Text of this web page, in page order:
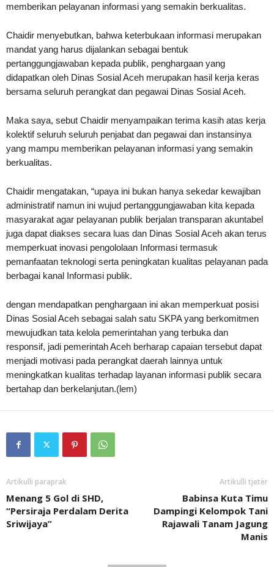
memberikan pelayanan informasi yang semakin berkualitas.
Chaidir menyebutkan, bahwa keterbukaan informasi merupakan
mandat yang harus dijalankan sebagai bentuk
pertanggungjawaban kepada publik, penghargaan yang
didapatkan oleh Dinas Sosial Aceh merupakan hasil kerja keras
bersama seluruh perangkat dan pegawai Dinas Sosial Aceh.
Maka saya, sebut Chaidir menyampaikan terima kasih atas kerja
kolektif seluruh seluruh penjabat dan pegawai dan instansinya
yang mampu memberikan pelayanan informasi yang semakin
berkualitas.
Chaidir mengatakan, “upaya ini bukan hanya sekedar kewajiban
administratif namun ini wujud pertanggungjawaban kita kepada
masyarakat agar pelayanan publik berjalan transparan akuntabel
juga dapat diakses secara luas dan Dinas Sosial Aceh akan terus
memperkuat inovasi pengololaan Informasi termasuk
pemanfaatan teknologi serta peningkatan kualitas pelayanan pada
berbagai kanal Informasi publik.
dengan mendapatkan penghargaan ini akan memperkuat posisi
Dinas Sosial Aceh sebagai salah satu SKPA yang berkomitmen
mewujudkan tata kelola pemerintahan yang terbuka dan
responsif, jadi pemerintah Aceh berharap capaian tersebut dapat
menjadi motivasi pada perangkat daerah lainnya untuk
meningkatkan kualitas terhadap layanan informasi publik secara
bertahap dan berkelanjutan.(lem)
Artikulli paraprak
Menang 5 Gol di SHD,
“Persiraja Perdalam Derita
Sriwijaya”
Artikulli tjetër
Babinsa Kuta Timu
Dampingi Kelompok Tani
Rajawali Tanam Jagung
Manis